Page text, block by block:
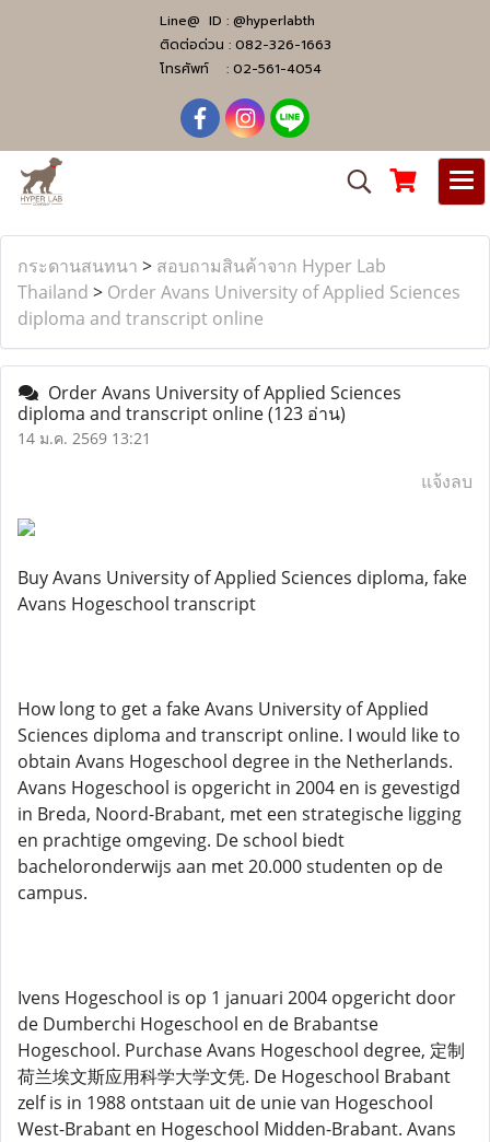
Line@ ID : @hyperlabth
ติดต่อด่วน : 082-326-1663
โทรศัพท์ : 02-561-4054
กระดานสนทนา > สอบถามสินค้าจาก Hyper Lab
Thailand > Order Avans University of Applied Sciences
diploma and transcript online
Order Avans University of Applied Sciences
diploma and transcript online(123 อ่าน)
14 ม.ค. 2569 13:21
แจ้งลบ
Buy Avans University of Applied Sciences diploma, fake
Avans Hogeschool transcript
How long to get a fake Avans University of Applied
Sciences diploma and transcript online. I would like to
obtain Avans Hogeschool degree in the Netherlands.
Avans Hogeschool is opgericht in 2004 en is gevestigd
in Breda, Noord-Brabant, met een strategische ligging
en prachtige omgeving. De school biedt
bacheloronderwijs aan met 20.000 studenten op de
campus.
Ivens Hogeschool is op 1 januari 2004 opgericht door
de Dumberchi Hogeschool en de Brabantse
Hogeschool. Purchase Avans Hogeschool degree, 定制
荷兰埃文斯应用科学大学文凭. De Hogeschool Brabant
zelf is in 1988 ontstaan ​​uit de unie van Hogeschool
West-Brabant en Hogeschool Midden-Brabant. Avans